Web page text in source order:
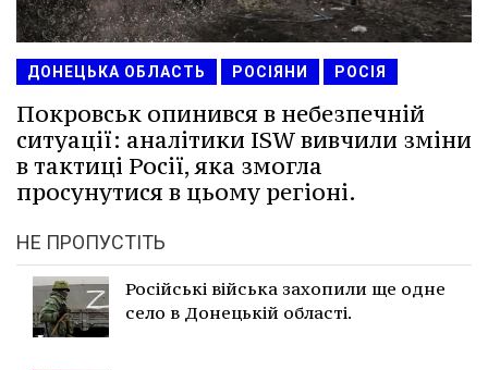
ДОНЕЦЬКА ОБЛАСТЬ РОСІЯНИ РОСІЯ
Покровськ опинився в небезпечній
ситуації: аналітики ISW вивчили зміни
в тактиці Росії, яка змогла
просунутися в цьому регіоні.
НЕ ПРОПУСТІТЬ
Російські війська захопили ще одне
село в Донецькій області.